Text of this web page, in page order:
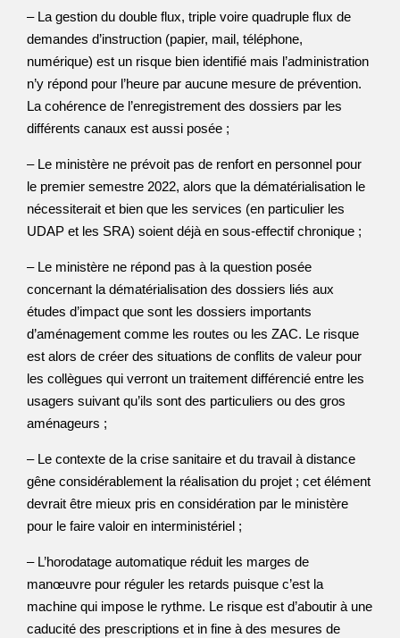
– La gestion du double flux, triple voire quadruple flux de
demandes d’instruction (papier, mail, téléphone,
numérique) est un risque bien identifié mais l’administration
n’y répond pour l’heure par aucune mesure de prévention.
La cohérence de l’enregistrement des dossiers par les
différents canaux est aussi posée ;
– Le ministère ne prévoit pas de renfort en personnel pour
le premier semestre 2022, alors que la dématérialisation le
nécessiterait et bien que les services (en particulier les
UDAP et les SRA) soient déjà en sous-effectif chronique ;
– Le ministère ne répond pas à la question posée
concernant la dématérialisation des dossiers liés aux
études d’impact que sont les dossiers importants
d’aménagement comme les routes ou les ZAC. Le risque
est alors de créer des situations de conflits de valeur pour
les collègues qui verront un traitement différencié entre les
usagers suivant qu’ils sont des particuliers ou des gros
aménageurs ;
– Le contexte de la crise sanitaire et du travail à distance
gêne considérablement la réalisation du projet ; cet élément
devrait être mieux pris en considération par le ministère
pour le faire valoir en interministériel ;
– L’horodatage automatique réduit les marges de
manœuvre pour réguler les retards puisque c’est la
machine qui impose le rythme. Le risque est d’aboutir à une
caducité des prescriptions et in fine à des mesures de